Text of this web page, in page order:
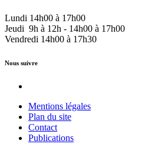
Lundi 14h00 à 17h00
Jeudi 9h à 12h - 14h00 à 17h00
Vendredi 14h00 à 17h30
Nous suivre
Mentions légales
Plan du site
Contact
Publications